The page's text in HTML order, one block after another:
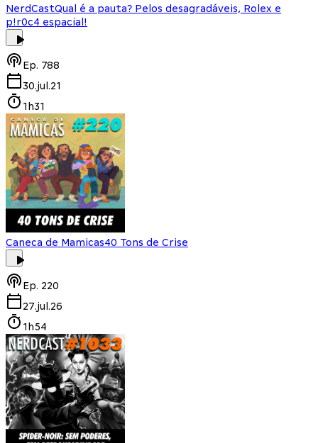
NerdCastQual é a pauta? Pelos desagradáveis, Rolex e
p!r0c4 espacial!
Ep. 788
30.jul.21
1h31
Caneca de Mamicas40 Tons de Crise
Ep. 220
27.jul.26
1h54